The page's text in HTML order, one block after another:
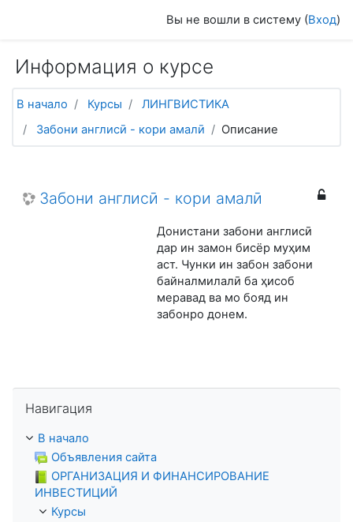
Вы не вошли в систему (Вход)
Информация о курсе
В начало Курсы
ЛИНГВИСТИКА
Забони англисӣ - кори амалӣ
Описание
Забони англисӣ - кори амалӣ
Донистани забони англисӣ
дар ин замон бисёр муҳим
аст. Чунки ин забон забони
байналмилалӣ ба ҳисоб
меравад ва мо бояд ин
забонро донем.
Навигация
В начало
Объявления сайта
ОРГАНИЗАЦИЯ И ФИНАНСИРОВАНИЕ
ИНВЕСТИЦИЙ
Курсы